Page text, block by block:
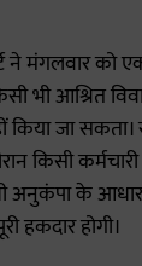
ने मंगलवार
भी आश्रित
किया जा
किसी
अनुकंपा के आधार
हकदार होगी।